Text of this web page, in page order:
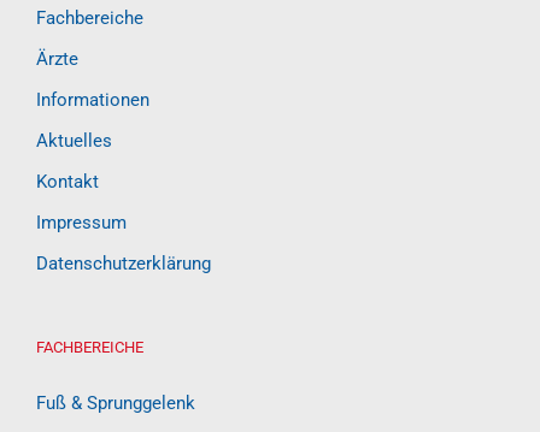
Fachbereiche
Ärzte
Informationen
Aktuelles
Kontakt
Impressum
Datenschutzerklärung
FACHBEREICHE
Fuß & Sprunggelenk